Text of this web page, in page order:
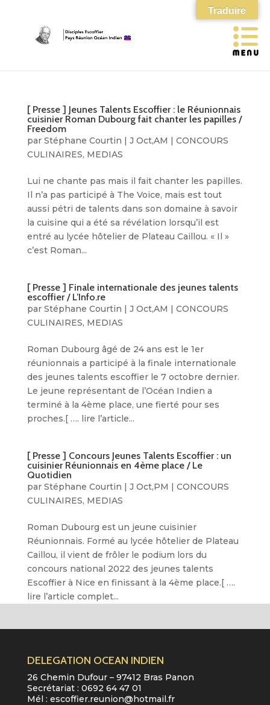
[ Presse ] Jeunes Talents Escoffier : le Réunionnais
cuisinier Roman Dubourg fait chanter les papilles /
Freedom
par Stéphane Courtin | J Oct,AM | CONCOURS
CULINAIRES, MEDIAS
Lui ne chante pas mais il fait chanter les papilles.
Il n’a pas participé à The Voice, mais est tout
aussi pétri de talents dans son domaine à savoir
la cuisine qui a été sa révélation lorsqu’il est
entré au lycée hôtelier de Plateau Caillou. « Il »
c’est Roman...
[ Presse ] Finale internationale des jeunes talents
escoffier / L’Info.re
par Stéphane Courtin | J Oct,AM | CONCOURS
CULINAIRES, MEDIAS
Roman Dubourg âgé de 24 ans est le 1er
réunionnais a participé à la finale internationale
des jeunes talents escoffier le 7 octobre dernier.
Le jeune représentant de l’Océan Indien a
terminé à la 4ème place, une fierté pour ses
proches.[ …. lire l’article...
[ Presse ] Concours Jeunes Talents Escoffier : un
cuisinier Réunionnais en 4ème place / Le
Quotidien
par Stéphane Courtin | J Oct,PM | CONCOURS
CULINAIRES, MEDIAS
Roman Dubourg est un jeune cuisinier
Réunionnais. Formé au lycée hôtelier de Plateau
Caillou, il vient de frôler le podium lors du
concours national 2022 des jeunes talents
Escoffier à Nice en finissant à la 4ème place.[ ….
lire l’article complet...
DELEGATION OCEAN INDIEN
26 Chemin Dufour – 97412 Bras Panon
Secrétariat : 0692 64 47 01
Mél : escoffier.reunion@hotmail.fr
Traduire